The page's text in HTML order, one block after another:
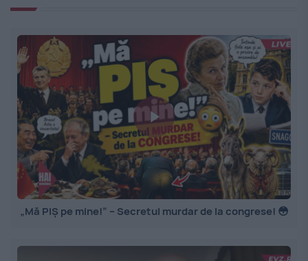
„Mă PIȘ pe mine!” – Secretul murdar de la congrese! 😳